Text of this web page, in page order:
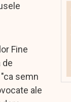
Fine
de
semn
ale